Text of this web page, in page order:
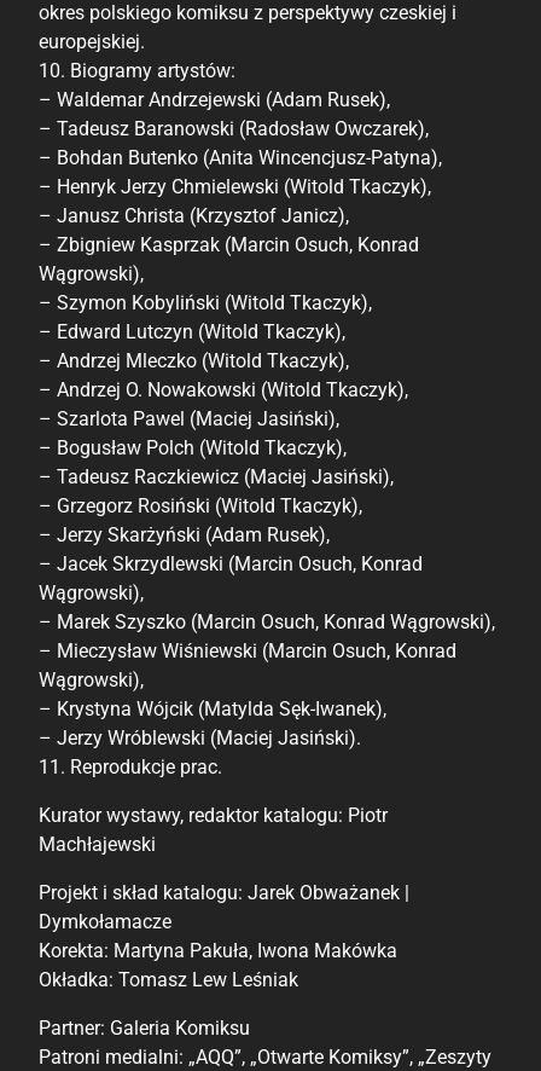
okres polskiego komiksu z perspektywy czeskiej i
europejskiej.
10. Biogramy artystów:
– Waldemar Andrzejewski (Adam Rusek),
– Tadeusz Baranowski (Radosław Owczarek),
– Bohdan Butenko (Anita Wincencjusz-Patyna),
– Henryk Jerzy Chmielewski (Witold Tkaczyk),
– Janusz Christa (Krzysztof Janicz),
– Zbigniew Kasprzak (Marcin Osuch, Konrad
Wągrowski),
– Szymon Kobyliński (Witold Tkaczyk),
– Edward Lutczyn (Witold Tkaczyk),
– Andrzej Mleczko (Witold Tkaczyk),
– Andrzej O. Nowakowski (Witold Tkaczyk),
– Szarlota Pawel (Maciej Jasiński),
– Bogusław Polch (Witold Tkaczyk),
– Tadeusz Raczkiewicz (Maciej Jasiński),
– Grzegorz Rosiński (Witold Tkaczyk),
– Jerzy Skarżyński (Adam Rusek),
– Jacek Skrzydlewski (Marcin Osuch, Konrad
Wągrowski),
– Marek Szyszko (Marcin Osuch, Konrad Wągrowski),
– Mieczysław Wiśniewski (Marcin Osuch, Konrad
Wągrowski),
– Krystyna Wójcik (Matylda Sęk-Iwanek),
– Jerzy Wróblewski (Maciej Jasiński).
11. Reprodukcje prac.
Kurator wystawy, redaktor katalogu: Piotr
Machłajewski
Projekt i skład katalogu: Jarek Obważanek |
Dymkołamacze
Korekta: Martyna Pakuła, Iwona Makówka
Okładka: Tomasz Lew Leśniak
Partner: Galeria Komiksu
Patroni medialni: „AQQ”, „Otwarte Komiksy”, „Zeszyty